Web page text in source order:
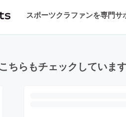
スポーツクラファンを専門サ
ちらもチェックしていま